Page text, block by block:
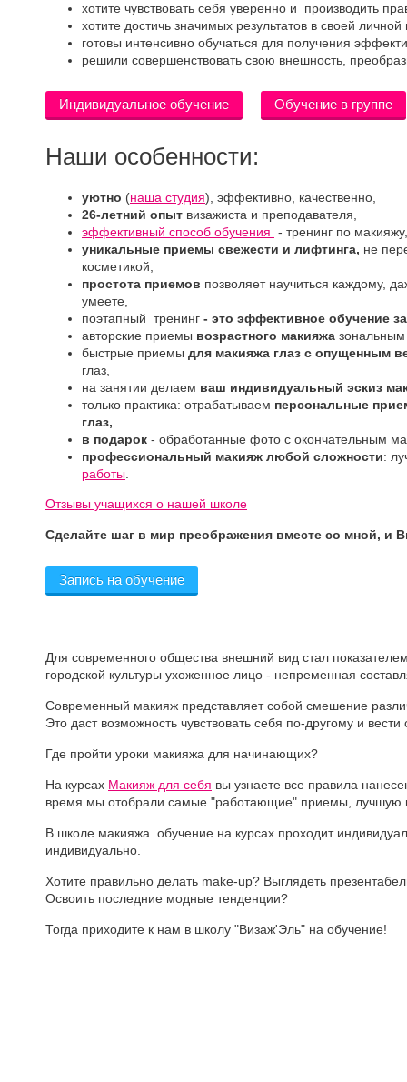
хотите чувствовать себя уверенно и производить
хотите достичь значимых результатов в своей
готовы интенсивно обучаться для получения
решили совершенствовать свою внешность,
Индивидуальное обучение Обучение в группе
Наши особенности:
уютно (наша студия), эффективно, качественно,
26-летний опыт визажиста и преподавателя,
эффективный способ обучения - тренинг по макияжу,
уникальные приемы свежести и лифтинга, не
косметикой,
простота приемов позволяет научиться каждому,
умеете,
поэтапный тренинг - это эффективное обучение
авторские приемы возрастного макияжа
быстрые приемы для макияжа глаз с опущенным
глаз,
на занятии делаем ваш индивидуальный эскиз
только практика: отрабатываем персональные
глаз,
в подарок - обработанные фото с окончательным
профессиональный макияж любой сложности:
работы
Отзывы учащихся о нашей школе
Сделайте шаг в мир преображения вместе со мной, и
Запись на обучение
Для современного общества внешний вид стал
городской культуры ухоженное лицо - непременная
Современный макияж представляет собой смешение
Это даст возможность чувствовать себя по-другому и
Где пройти уроки макияжа для начинающих?
На курсах Макияж для себя вы узнаете все правила
время мы отобрали самые "работающие" приемы, лучшую
В школе макияжа обучение на курсах проходит
индивидуально.
Хотите правильно делать make-up? Выглядеть
Освоить последние модные тенденции?
Тогда приходите к нам в школу "Визаж'Эль" на обучение!